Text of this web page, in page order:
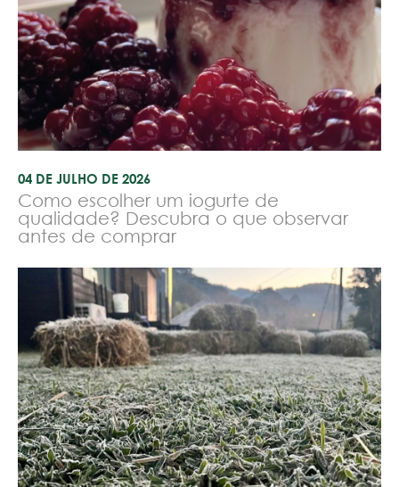
04 DE JULHO DE 2026
Como escolher um iogurte de
qualidade? Descubra o que observar
antes de comprar